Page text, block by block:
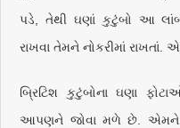
પડે, તેથી ઘણાં કુટુંબો આ
રાખવા તેમને નોકરીમાં
બ્રિટિશ કુટુંબોના ઘણા
આપણને જોવા મળે છે. એમને